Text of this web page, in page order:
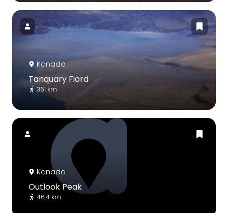
Kanada
Tanquary Fiord
361 km
Kanada
Outlook Peak
46.4 km